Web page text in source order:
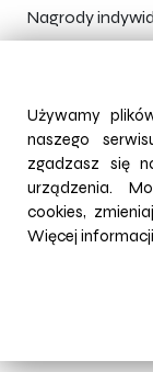
Nagrody
Król
Kielce),
Najlepszy
Gliwice)
Używamy
naszego
zgadzasz się
urządzenia.
cookies,
Więcej